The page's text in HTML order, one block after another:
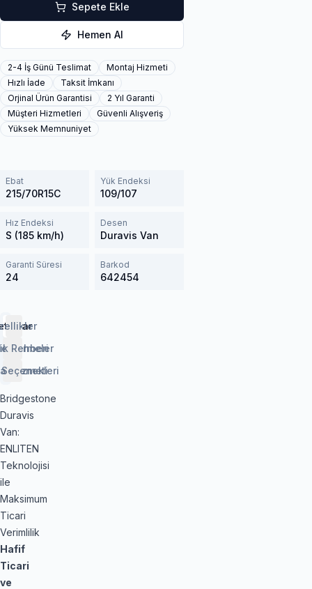
Sepete Ekle
Hemen Al
2-4 İş Günü Teslimat
Montaj Hizmeti
Hızlı İade
Taksit İmkanı
Orjinal Ürün Garantisi
2 Yıl Garanti
Müşteri Hizmetleri
Güvenli Alışveriş
Yüksek Memnuniyet
Ebat
215/70R15C
Yük Endeksi
109/107
Hız Endeksi
S (185 km/h)
Desen
Duravis Van
Garanti Süresi
24
Barkod
642454
Rehberi
Hizmeti
Bridgestone
Duravis
Van:
ENLITEN
Teknolojisi
ile
Maksimum
Ticari
Verimlilik
Hafif
Ticari
ve